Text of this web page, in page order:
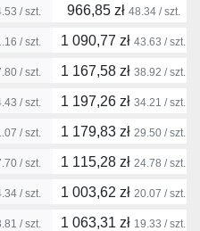
/ szt. 966,85 zł 48.34 / szt.
/ szt. 1 090,77 zł 43.63 / szt.
/ szt. 1 167,58 zł 38.92 / szt.
/ szt. 1 197,26 zł 34.21 / szt.
/ szt. 1 179,83 zł 29.50 / szt.
/ szt. 1 115,28 zł 24.78 / szt.
/ szt. 1 003,62 zł 20.07 / szt.
/ szt. 1 063,31 zł 19.33 / szt.